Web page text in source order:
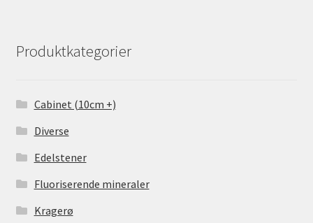
Produktkategorier
Cabinet (10cm +)
Diverse
Edelstener
Fluoriserende mineraler
Kragerø